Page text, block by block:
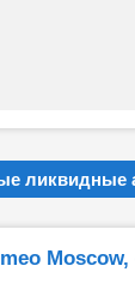
ликвидные